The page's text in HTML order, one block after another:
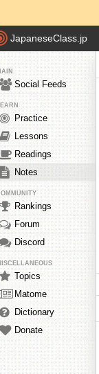
JapaneseClass.jp
Social Feeds
Practice
Lessons
Readings
Notes
Rankings
Forum
Discord
Topics
Matome
Dictionary
Donate